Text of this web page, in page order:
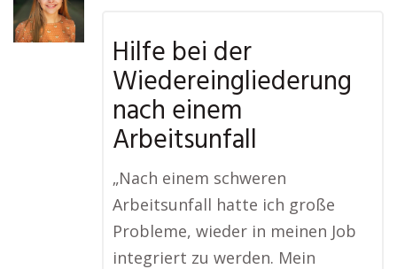
Hilfe bei der
Wiedereingliederung
nach einem
Arbeitsunfall
„Nach einem schweren
Arbeitsunfall hatte ich große
Probleme, wieder in meinen Job
integriert zu werden. Mein